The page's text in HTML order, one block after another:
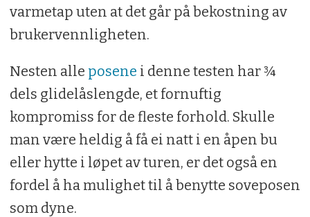
varmetap uten at det går på bekostning av
brukervennligheten.
Nesten alle posene i denne testen har ¾
dels glidelåslengde, et fornuftig
kompromiss for de fleste forhold. Skulle
man være heldig å få ei natt i en åpen bu
eller hytte i løpet av turen, er det også en
fordel å ha mulighet til å benytte soveposen
som dyne.